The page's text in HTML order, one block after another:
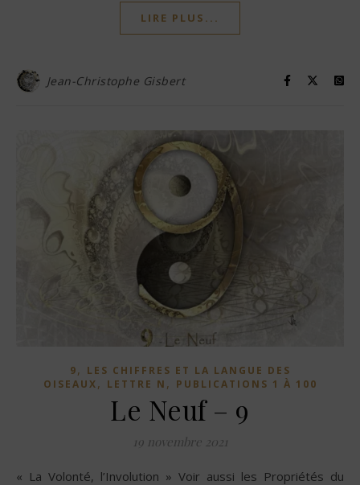
LIRE PLUS...
Jean-Christophe Gisbert
9, LES CHIFFRES ET LA LANGUE DES
OISEAUX, LETTRE N , PUBLICATIONS 1 À 100
Le Neuf – 9
19 novembre 2021
« La Volonté, l’Involution » Voir aussi les Propriétés du